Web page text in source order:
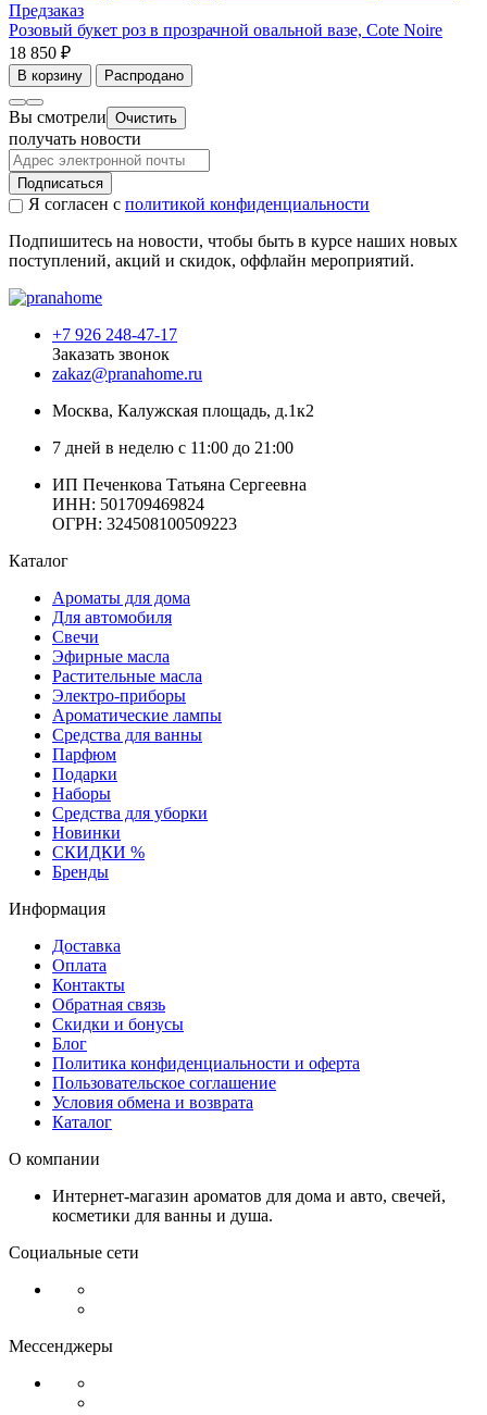
Предзаказ
Розовый букет роз в прозрачной овальной вазе, Cote Noire
18 850 ₽
В корзину Распродано
Вы смотрели Очистить
получать новости
Подписаться
Я согласен с политикой конфиденциальности
Подпишитесь на новости, чтобы быть в курсе наших новых
поступлений, акций и скидок, оффлайн мероприятий.
+7 926 248-47-17
Заказать звонок
zakaz@pranahome.ru
Москва, Калужская площадь, д.1к2
7 дней в неделю с 11:00 до 21:00
ИП Печенкова Татьяна Сергеевна
ИНН: 501709469824
ОГРН: 324508100509223
Каталог
Ароматы для дома
Для автомобиля
Свечи
Эфирные масла
Растительные масла
Электро-приборы
Ароматические лампы
Средства для ванны
Парфюм
Подарки
Наборы
Средства для уборки
Новинки
СКИДКИ %
Бренды
Информация
Доставка
Оплата
Контакты
Обратная связь
Скидки и бонусы
Блог
Политика конфиденциальности и оферта
Пользовательское соглашение
Условия обмена и возврата
Каталог
О компании
Интернет-магазин ароматов для дома и авто, свечей,
косметики для ванны и душа.
Социальные сети
Мессенджеры